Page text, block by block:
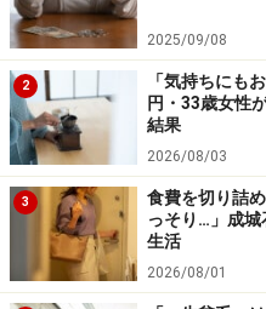
1ヵ月あたりの使用量を計
ります。
東京都水道局の
16.2立方メートル、3人世
帯が25.1立方メートルな
は、水道量をある程度は
水道料金の明細を見てみ
それぞれ基本料金と従量料
2025/09/08
2
「気持ちにも
円・33歳女性
結果
2026/08/03
3
食費を切り詰
っそり…」成城
生活
2026/08/01